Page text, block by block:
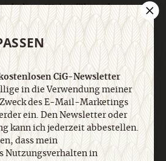
Weiterführende
finden Sie in unseren
.
Jetzt anmelden
CiG-Newsletter
in die Verwendung meiner
des E-Mail-Marketings
ein. Den Newsletter oder
kann ich jederzeit abbestellen.
dass mein
Nutzungsverhalten in